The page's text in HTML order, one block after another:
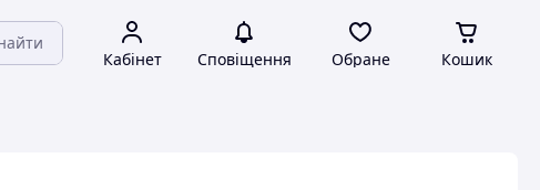
Кабінет Сповіщення Обране Кошик